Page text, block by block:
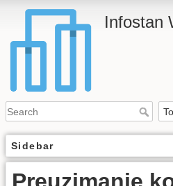
Infostan
Sidebar